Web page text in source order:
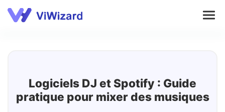
Soutien
Logiciels DJ et Spotify : Guide
pratique pour mixer des musiques